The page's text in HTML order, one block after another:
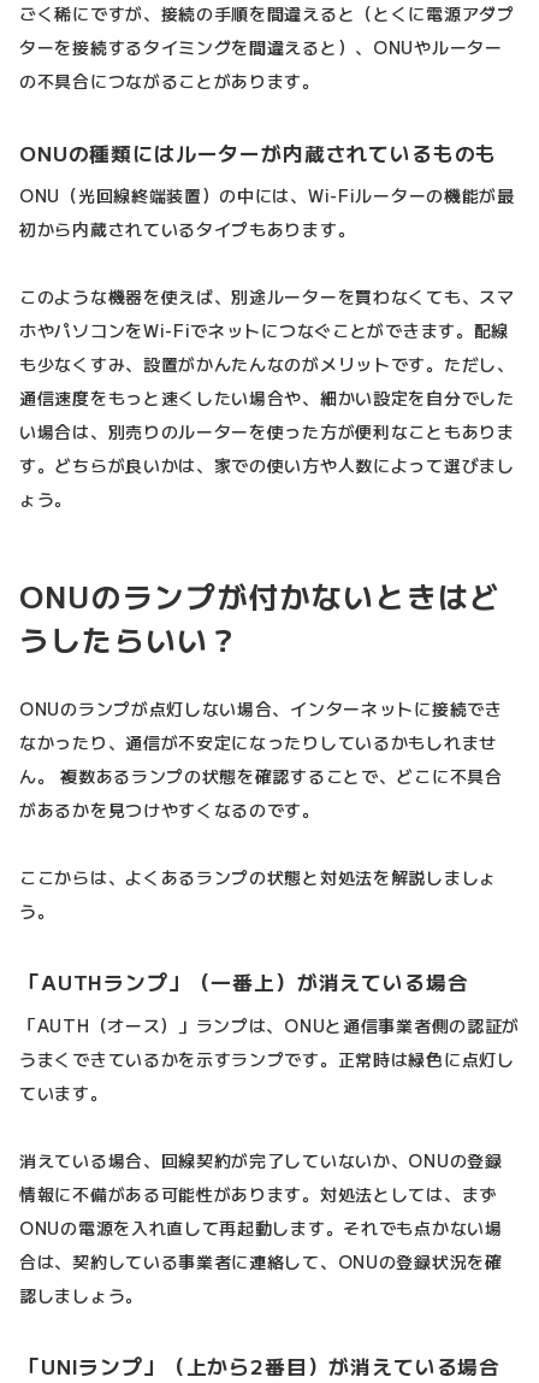
ごく稀にですが、接続の手順を間違えると（とくに電源アダプ
ターを接続するタイミングを間違えると）、ONUやルーター
の不具合につながることがあります。
ONUの種類にはルーターが内蔵されているものも
ONU（光回線終端装置）の中には、Wi-Fiルーターの機能が最
初から内蔵されているタイプもあります。
このような機器を使えば、別途ルーターを買わなくても、スマ
ホやパソコンをWi-Fiでネットにつなぐことができます。配線
も少なくすみ、設置がかんたんなのがメリットです。ただし、
通信速度をもっと速くしたい場合や、細かい設定を自分でした
い場合は、別売りのルーターを使った方が便利なこともありま
す。どちらが良いかは、家での使い方や人数によって選びまし
ょう。
ONUのランプが付かないときはど
うしたらいい？
ONUのランプが点灯しない場合、インターネットに接続でき
なかったり、通信が不安定になったりしているかもしれませ
ん。 複数あるランプの状態を確認することで、どこに不具合
があるかを見つけやすくなるのです。
ここからは、よくあるランプの状態と対処法を解説しましょ
う。
「AUTHランプ」（一番上）が消えている場合
「AUTH（オース）」ランプは、ONUと通信事業者側の認証が
うまくできているかを示すランプです。正常時は緑色に点灯し
ています。
消えている場合、回線契約が完了していないか、ONUの登録
情報に不備がある可能性があります。対処法としては、まず
ONUの電源を入れ直して再起動します。それでも点かない場
合は、契約している事業者に連絡して、ONUの登録状況を確
認しましょう。
「UNIランプ」（上から2番目）が消えている場合